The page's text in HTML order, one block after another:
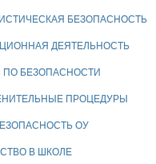
БЕЗОПАСНОСТЬ
ДЕЯТЕЛЬНОСТЬ
ПО БЕЗОПАСНОСТИ
ПРОЦЕДУРЫ
ОУ
В ШКОЛЕ